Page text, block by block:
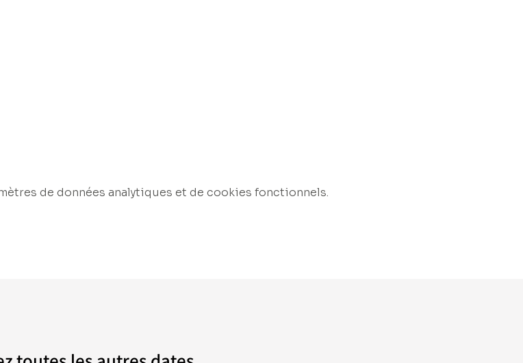
de données analytiques et de cookies fonctionnels.